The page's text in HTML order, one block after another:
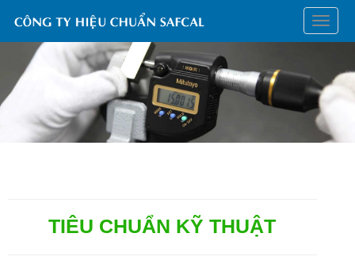
HIỆU
TẠI
ĐÀ
NẴNG
TIÊU CHUẨN KỸ THUẬT